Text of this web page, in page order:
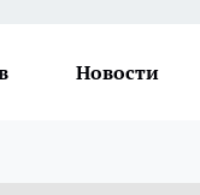
Новости